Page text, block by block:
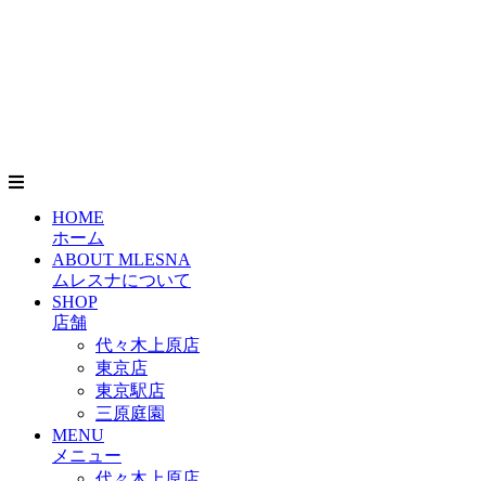
HOME
ホーム
ABOUT MLESNA
ムレスナについて
SHOP
店舗
代々木上原店
東京店
東京駅店
三原庭園
MENU
メニュー